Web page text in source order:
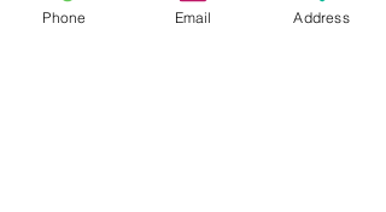
Phone Email Address